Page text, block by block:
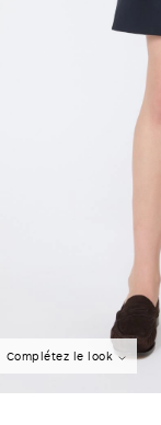
Complétez le look